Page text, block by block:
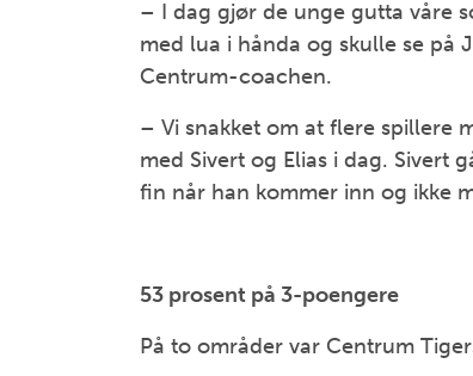
– I dag gjør de unge gutta våre
med lua i hånda og skulle se på
Centrum-coachen.
– Vi snakket om at flere spillere
med Sivert og Elias i dag. Sivert
fin når han kommer inn og ikke
53 prosent på 3-poengere
På to områder var Centrum